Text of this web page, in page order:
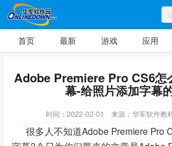
首页 最新 游戏 应用
Adobe Premiere Pro CS6怎
幕-给照片添加字幕
时间：2022-02-01 来源：华军软件教
很多人不知道Adobe Premiere Pro